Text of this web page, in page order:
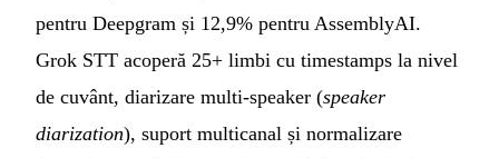
pentru Deepgram și 12,9% pentru AssemblyAI.
Grok STT acoperă 25+ limbi cu timestamps la nivel
de cuvânt, diarizare multi-speaker (speaker
diarization), suport multicanal și normalizare